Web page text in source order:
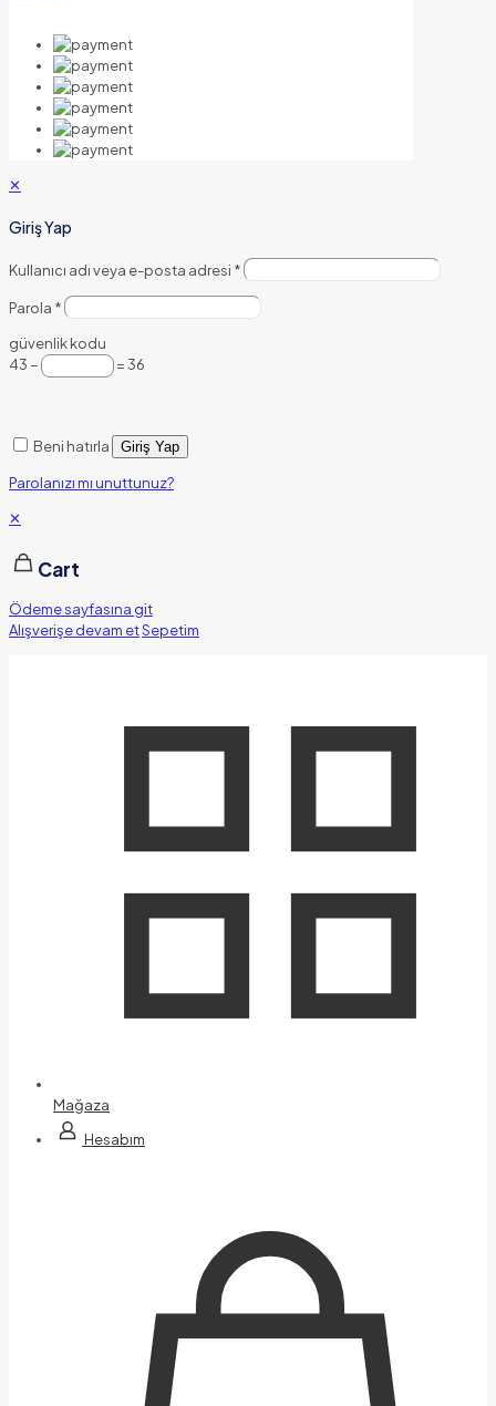
✕
Giriş Yap
Kullanıcı adı veya e-posta adresi *
Parola *
güvenlik kodu
43 −
= 36
Beni hatırla Giriş Yap
Parolanızı mı unuttunuz?
✕
Cart
Ödeme sayfasına git
Alışverişe devam etSepetim
Mağaza
Hesabım